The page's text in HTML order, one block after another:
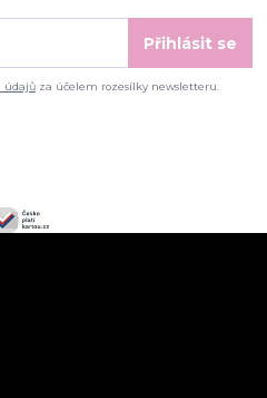
Přihlásit se
údajů za účelem rozesílky newsletteru.